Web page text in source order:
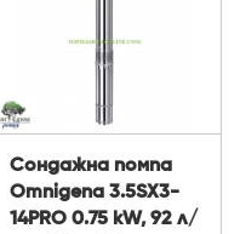
Сондажна помпа
Omnigena 3.5SX3-
14PRO 0.75 kW, 92 л/